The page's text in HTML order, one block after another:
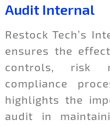
Audit Internal
Restock Tech’s
ensures the
controls, risk
compliance
highlights the
audit in